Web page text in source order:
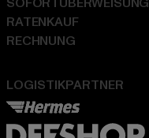
LOGISTIKPARTNER
RATENKAUF
RECHNUNG